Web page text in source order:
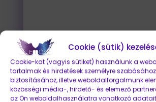
Cookie (sütik)
Cookie-kat (vagyis sütiket) használunk a
tartalmak és hirdetések személyre
biztosításához, illetve weboldalforgalmunk
közösségi média-, hirdető- és elemező
az Ön weboldalhasználatra vonatkozó
A/B tesztelünk és haladunk a
stratégia pontjaiban előre
közösen. Ez azt jelenti, hogy
dolgozunk, de folyamatosan
egyeztetünk és
a módosításainkat,